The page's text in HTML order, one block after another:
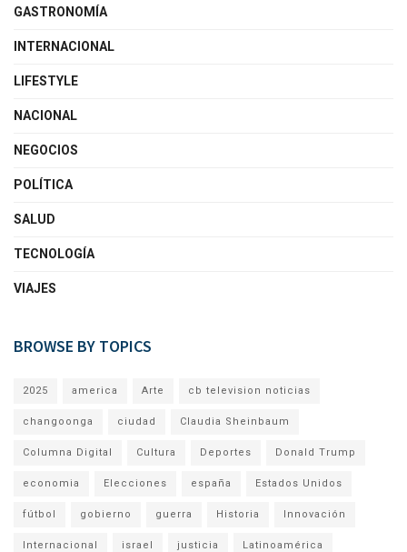
GASTRONOMÍA
INTERNACIONAL
LIFESTYLE
NACIONAL
NEGOCIOS
POLÍTICA
SALUD
TECNOLOGÍA
VIAJES
BROWSE BY TOPICS
2025 america Arte cb television noticias
changoonga ciudad Claudia Sheinbaum
Columna Digital Cultura Deportes Donald Trump
economia Elecciones españa Estados Unidos
fútbol gobierno guerra Historia Innovación
Internacional israel justicia Latinoamérica